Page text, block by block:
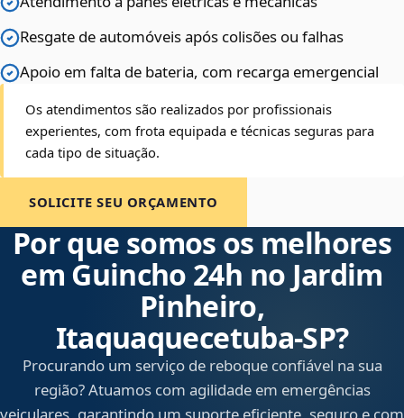
Resgate de automóveis após colisões ou falhas
Apoio em falta de bateria, com recarga emergencial
Os atendimentos são realizados por profissionais
experientes, com frota equipada e técnicas seguras para
cada tipo de situação.
SOLICITE SEU ORÇAMENTO
Por que somos os melhores
em Guincho 24h no Jardim
Pinheiro,
Itaquaquecetuba‑SP?
Procurando um serviço de reboque confiável na sua
região? Atuamos com agilidade em emergências